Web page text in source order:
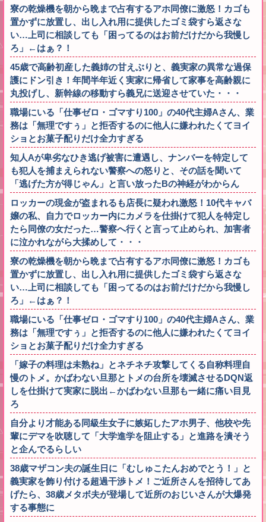
寮の乾燥機を朝から晩まで占有するアホ同僚に激怒！カゴも
置かずに放置し、出し入れ用に提供したゴミ袋すら返さな
い…上司に相談しても「困ってるのはお前だけだから我慢し
ろ」←はぁ？！
45歳で高齢初産した義姉の甘えぶりと、義実家の異常な過保
護にドン引き！年間半年近く実家に帰省して家事を高齢親に
丸投げし、新幹線の移動すら義兄に送迎させていた・・・
職場にいる「仕事ゼロ・ゴマすり100」の40代主婦Aさん、業
務は「無理ですぅ」と拒否するのに他人に嫌われたくてヨイ
ショとお菓子配りだけ全力すぎる
知人Aが卑劣なひき逃げ被害に遭遇し、ナンバーを特定して
も犯人を捕まえられない警察への怒りと、その話を聞いて
「逃げた方が得じゃん」と言い放ったBの神経がわからん
ロッカーの現金が盗まれるも店長に疑われ激怒！10代キャバ
嬢の私、自力でロッカー内にカメラを仕掛けて犯人を特定し
たら同僚の女だった…警察へ行くと言って止められ、加害者
に泣かれながら大揉めして・・・
寮の乾燥機を朝から晩まで占有するアホ同僚に激怒！カゴも
置かずに放置し、出し入れ用に提供したゴミ袋すら返さな
い…上司に相談しても「困ってるのはお前だけだから我慢し
ろ」←はぁ？！
職場にいる「仕事ゼロ・ゴマすり100」の40代主婦Aさん、業
務は「無理ですぅ」と拒否するのに他人に嫌われたくてヨイ
ショとお菓子配りだけ全力すぎる
「嫁子の料理は未熟ね」とネチネチ攻撃してくる自称料理自
慢のトメ。かばわない旦那とトメの台所を壊滅させるDQN返
しを仕掛けて実家に脱出←かばわない旦那も一緒に痛い目見
ろ
自分より才能ある同級生女子に嫉妬したアホ男子、他校や先
輩にデマを吹聴して「大学進学を阻止する」と進路を潰そう
と企んでるらしい
38歳マザコン夫の誕生日に「むしゅこたんおめでとう！」と
義実家を飾り付ける超過干渉トメ！ご近所さんを招待してあ
げたら、38歳メタボ夫が登場して近所のおじいさんが大爆発
する事態に